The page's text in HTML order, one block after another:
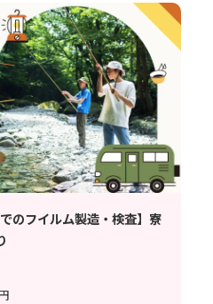
のフイルム製造・検査】寮